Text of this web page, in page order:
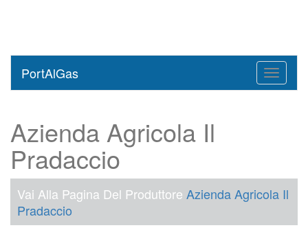
Toggle
PortAlGas
Azienda Agricola Il
Pradaccio
Vai Alla Pagina Del Produttore Azienda Agricola Il
Pradaccio